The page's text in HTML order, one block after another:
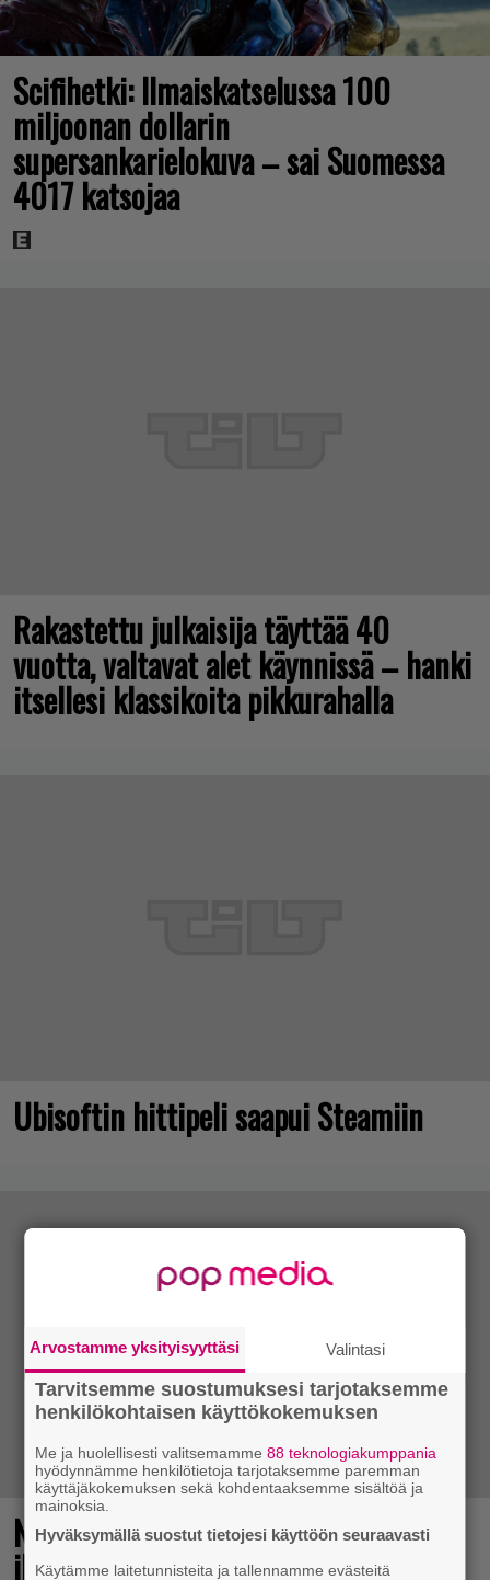
Scifihetki: Ilmaiskatselussa 100
miljoonan dollarin
supersankarielokuva – sai Suomessa
4017 katsojaa
Rakastettu julkaisija täyttää 40
vuotta, valtavat alet käynnissä – hanki
itsellesi klassikoita pikkurahalla
Ubisoftin hittipeli saapui Steamiin
No johan pomppasi: 30 vuotta sitten
ilmestynyt klassikkoräiskintä sai
Arvostamme yksityisyyttäsi Valintasi
Tarvitsemme suostumuksesi tarjotaksemme
henkilökohtaisen käyttökokemuksen
Me ja huolellisesti valitsemamme88 teknologiakumppania
hyödynnämme henkilötietoja tarjotaksemme paremman
käyttäjäkokemuksen sekä kohdentaaksemme sisältöä ja
mainoksia.
Hyväksymällä suostut tietojesi käyttöön seuraavasti
Käytämme laitetunnisteita ja tallennamme evästeitä